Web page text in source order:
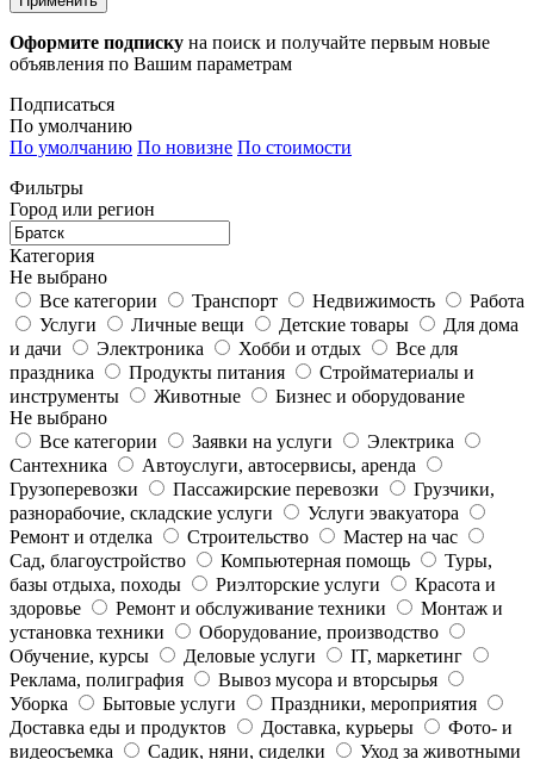
Оформите подписку на поиск и получайте первым новые
объявления по Вашим параметрам
Подписаться
По умолчанию
По умолчанию По новизне По стоимости
Фильтры
Город или регион
Категория
Не выбрано
Все категории
Транспорт Недвижимость
Работа
Услуги
Личные вещи Детские товары
Для дома
и дачи
Электроника Хобби и отдых
Все для
праздника
Продукты питания
Стройматериалы и
инструменты
Животные
Бизнес и оборудование
Не выбрано
Все категории
Заявки на услуги
Электрика
Сантехника
Автоуслуги, автосервисы, аренда
Грузоперевозки
Пассажирские перевозки
Грузчики,
разнорабочие, складские услуги
Услуги эвакуатора
Ремонт и отделка
Строительство
Мастер на час
Сад, благоустройство
Компьютерная помощь
Туры,
базы отдыха, походы
Риэлторские услуги
Красота и
здоровье
Ремонт и обслуживание техники
Монтаж и
установка техники
Оборудование, производство
Обучение, курсы
Деловые услуги
IT, маркетинг
Реклама, полиграфия
Вывоз мусора и вторсырья
Уборка
Бытовые услуги
Праздники, мероприятия
Доставка еды и продуктов
Доставка, курьеры
Фото- и
видеосъемка
Садик, няни, сиделки Уход за животными